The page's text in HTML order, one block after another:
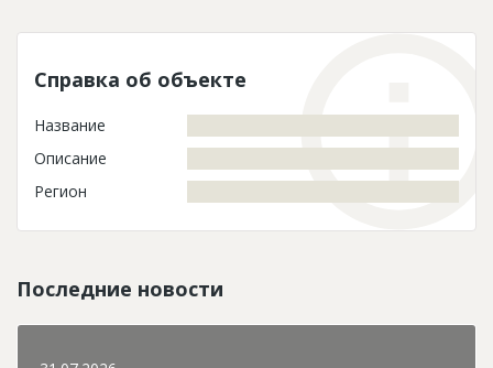
Справка об объекте
Название
Описание
Регион
Последние новости